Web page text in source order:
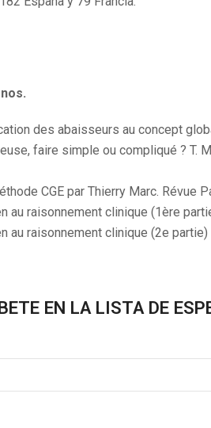
des abaisseurs au concept
faire simple ou compliqué ?
CGE par Thierry Marc. Révue
au raisonnement clinique (1ère
au raisonnement clinique (2e
EN LA LISTA DE